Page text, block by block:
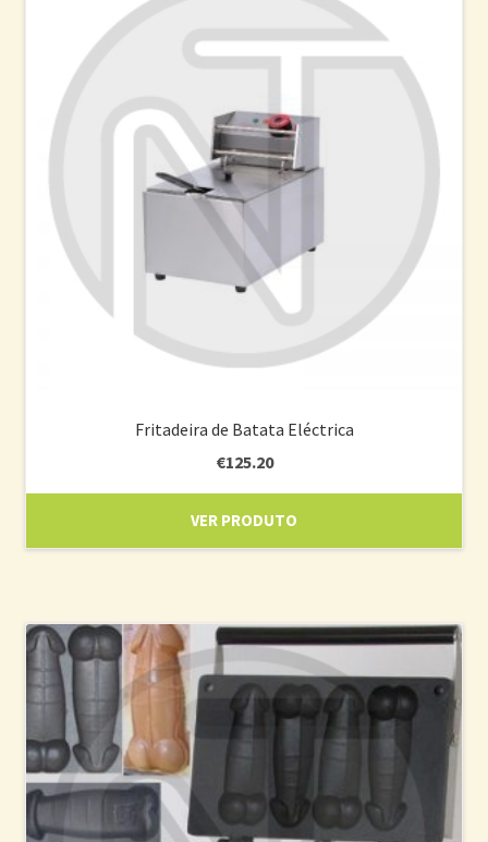
Fritadeira de Batata Eléctrica
€125.20
VER PRODUTO